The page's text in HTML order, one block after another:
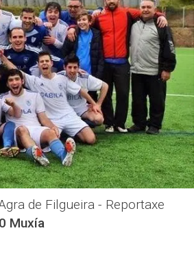
de Filgueira - Reportaxe
Muxía